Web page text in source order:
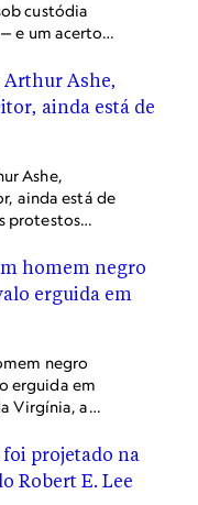
custódia
e um acerto
Vidas
muitos
de
soldados
o fotógrafo
que
do general
Ashe,
ainda está de
protestos
no
negro
erguida em
Virgínia, a
a ajuda
diversificadas